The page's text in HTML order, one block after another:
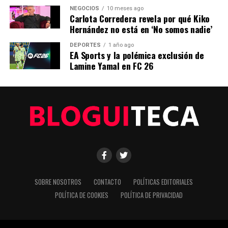
ANTERIOR
Fiscal General defiende su inocencia en juicio por
filtraciones
Editorial
Con años de experiencia en primera línea, buscamos los
hechos, los verificamos con rigor y contamos las historias que
la tecnología con un análisis preciso y profundo. Cuando los
titulares cambian cada minuto, puedes contar con nosotros
bandeja de plata.
NEGOCIOS 10 meses ago
Carlota Corredera revela por qué Kiko
Hernández no está en ‘No somos nadie’
DEPORTES 1 año ago
EA Sports y la polémica exclusión de
Lamine Yamal en FC 26
SOBRE NOSOTROS CONTACTO
POLÍTICAS EDITORIALES
POLÍTICA DE COOKIES
POLÍTICA DE PRIVACIDAD